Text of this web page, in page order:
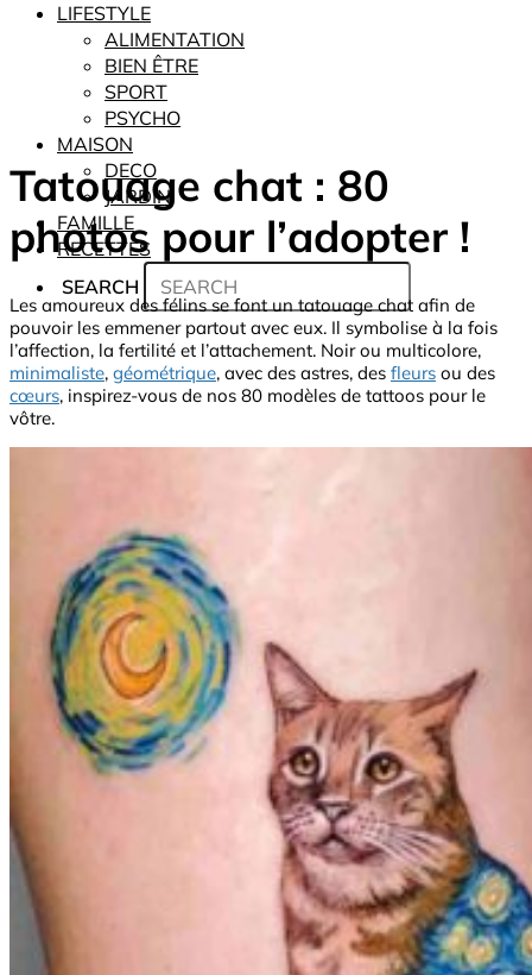
LIFESTYLE
ALIMENTATION
BIEN ÊTRE
SPORT
PSYCHO
MAISON
DECO
JARDIN
FAMILLE
RECETTES
SEARCH
Tatouage chat : 80
photos pour l’adopter !
Les amoureux des félins se font un tatouage chat afin de
pouvoir les emmener partout avec eux. Il symbolise à la fois
l’affection, la fertilité et l’attachement. Noir ou multicolore,
minimaliste, géométrique, avec des astres, des fleurs ou des
cœurs, inspirez-vous de nos 80 modèles de tattoos pour le
vôtre.